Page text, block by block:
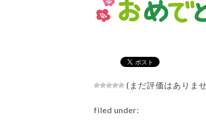
(まだ評価はありま
filed under: